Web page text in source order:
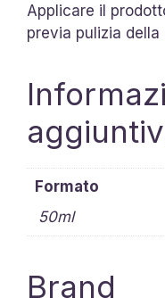
Applicare il
previa pulizia della
Formato
50ml
Brand